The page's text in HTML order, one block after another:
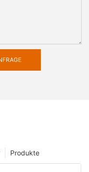
Produkte